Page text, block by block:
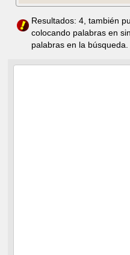
Resultados: 4, también
colocando palabras en
palabras en la búsqueda.